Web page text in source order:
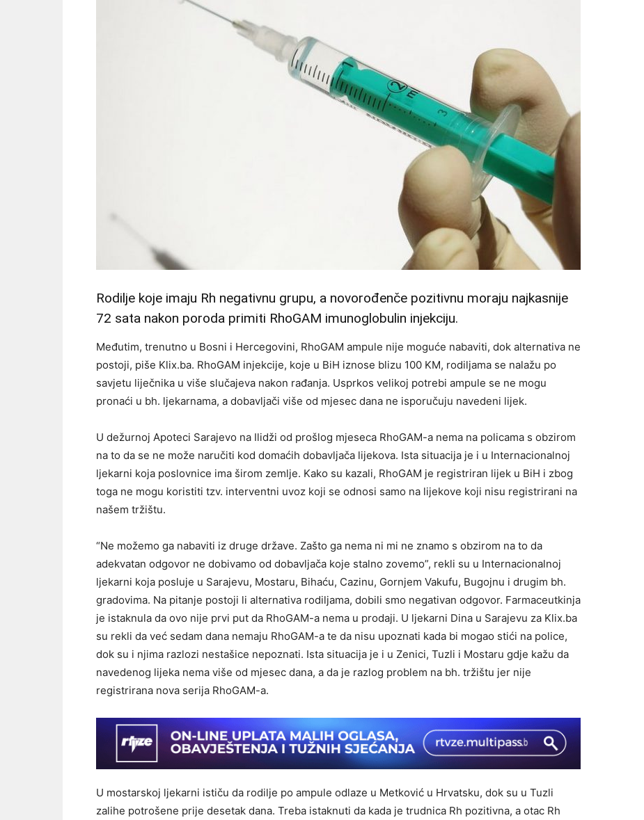
Rodilje koje imaju Rh negativnu grupu, a novorođenče pozitivnu moraju najkasnije
72 sata nakon poroda primiti RhoGAM imunoglobulin injekciju.
Međutim, trenutno u Bosni i Hercegovini, RhoGAM ampule nije moguće nabaviti, dok alternativa ne
postoji, piše Klix.ba. RhoGAM injekcije, koje u BiH iznose blizu 100 KM, rodiljama se nalažu po
savjetu liječnika u više slučajeva nakon rađanja. Usprkos velikoj potrebi ampule se ne mogu
pronaći u bh. ljekarnama, a dobavljači više od mjesec dana ne isporučuju navedeni lijek.
U dežurnoj Apoteci Sarajevo na Ilidži od prošlog mjeseca RhoGAM-a nema na policama s obzirom
na to da se ne može naručiti kod domaćih dobavljača lijekova. Ista situacija je i u Internacionalnoj
ljekarni koja poslovnice ima širom zemlje. Kako su kazali, RhoGAM je registriran lijek u BiH i zbog
toga ne mogu koristiti tzv. interventni uvoz koji se odnosi samo na lijekove koji nisu registrirani na
našem tržištu.
“Ne možemo ga nabaviti iz druge države. Zašto ga nema ni mi ne znamo s obzirom na to da
adekvatan odgovor ne dobivamo od dobavljača koje stalno zovemo”, rekli su u Internacionalnoj
ljekarni koja posluje u Sarajevu, Mostaru, Bihaću, Cazinu, Gornjem Vakufu, Bugojnu i drugim bh.
gradovima. Na pitanje postoji li alternativa rodiljama, dobili smo negativan odgovor. Farmaceutkinja
je istaknula da ovo nije prvi put da RhoGAM-a nema u prodaji. U ljekarni Dina u Sarajevu za Klix.ba
su rekli da već sedam dana nemaju RhoGAM-a te da nisu upoznati kada bi mogao stići na police,
dok su i njima razlozi nestašice nepoznati. Ista situacija je i u Zenici, Tuzli i Mostaru gdje kažu da
navedenog lijeka nema više od mjesec dana, a da je razlog problem na bh. tržištu jer nije
registrirana nova serija RhoGAM-a.
U mostarskoj ljekarni ističu da rodilje po ampule odlaze u Metković u Hrvatsku, dok su u Tuzli
zalihe potrošene prije desetak dana. Treba istaknuti da kada je trudnica Rh pozitivna, a otac Rh